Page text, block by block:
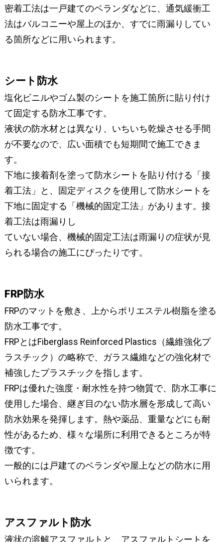
密着工法は一戸建てのベランダなどに、通気緩衝工
法はバルコニーや屋上のほか、すでに雨漏りしてい
る箇所などに用いられます。
シート防水
塩化ビニルやゴム製のシートを施工箇所に貼り付け
て固定する防水工事です。
液状の防水材とは異なり、いちいち乾燥させる手間
が不要なので、広い面積でも短期間で施工できま
す。
下地に接着剤を塗って防水シートを貼り付ける「接
着工法」と、固定ディスクを使用して防水シートを
下地に固定する「機械的固定工法」があります。接
着工法は雨漏りし
ていない場合、機械的固定工法は雨漏りの症状が見
られる場合の施工にぴったりです。
FRP防水
FRPのマットを敷き、上からポリエステル樹脂を塗る
防水工事です。
FRPとはFiberglass Reinforced Plastics（繊維強化プ
ラスチック）の略称で、ガラス繊維などの強化材で
補強したプラスチックを指します。
FRPは優れた強度・耐水性を持つ物質で、防水工事に
使用した場合、継ぎ目のない防水層を形成して高い
防水効果を発揮します。熱や薬品、重量などにも耐
性があるため、様々な場所に利用できるところが特
徴です。
一般的には戸建てのベランダや屋上などの防水に用
いられます。
アスファルト防水
液状の溶解アスファルトと、アスファルトシートを